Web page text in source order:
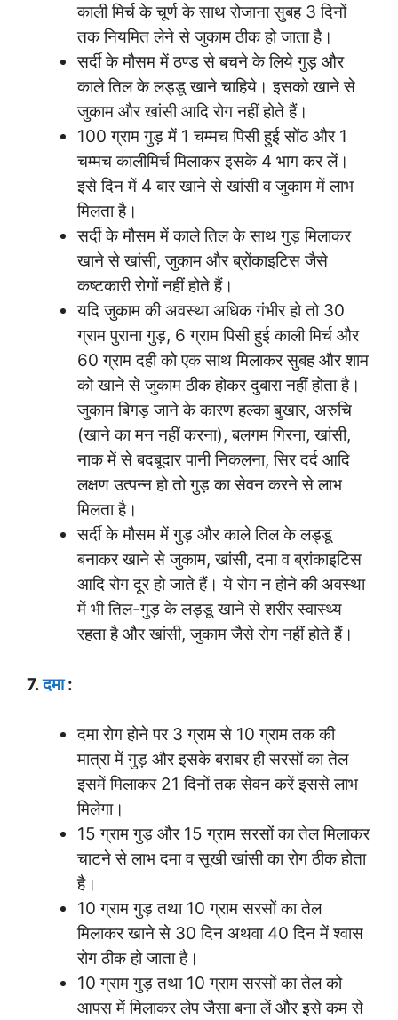
काली मिर्च के चूर्ण के साथ रोजाना सुबह 3 दिनों
तक नियमित लेने से जुकाम ठीक हो जाता है।
सर्दी के मौसम में ठण्ड से बचने के लिये गुड़ और
काले तिल के लड्डू खाने चाहिये। इसको खाने से
जुकाम और खांसी आदि रोग नहीं होते हैं।
100 ग्राम गुड़ में 1 चम्मच पिसी हुई सोंठ और 1
चम्मच कालीमिर्च मिलाकर इसके 4 भाग कर लें।
इसे दिन में 4 बार खाने से खांसी व जुकाम में लाभ
मिलता है।
सर्दी के मौसम में काले तिल के साथ गुड़ मिलाकर
खाने से खांसी, जुकाम और ब्रोंकाइटिस जैसे
कष्टकारी रोगों नहीं होते हैं।
यदि जुकाम की अवस्था अधिक गंभीर हो तो 30
ग्राम पुराना गुड़, 6 ग्राम पिसी हुई काली मिर्च और
60 ग्राम दही को एक साथ मिलाकर सुबह और शाम
को खाने से जुकाम ठीक होकर दुबारा नहीं होता है।
जुकाम बिगड़ जाने के कारण हल्का बुखार, अरुचि
(खाने का मन नहीं करना), बलगम गिरना, खांसी,
नाक में से बदबूदार पानी निकलना, सिर दर्द आदि
लक्षण उत्पन्न हो तो गुड़ का सेवन करने से लाभ
मिलता है।
सर्दी के मौसम में गुड़ और काले तिल के लड्डू
बनाकर खाने से जुकाम, खांसी, दमा व ब्रांकाइटिस
आदि रोग दूर हो जाते हैं। ये रोग न होने की अवस्था
में भी तिल-गुड़ के लड्डू खाने से शरीर स्वास्थ्य
रहता है और खांसी, जुकाम जैसे रोग नहीं होते हैं।
7.दमा:
दमा रोग होने पर 3 ग्राम से 10 ग्राम तक की
मात्रा में गुड़ और इसके बराबर ही सरसों का तेल
इसमें मिलाकर 21 दिनों तक सेवन करें इससे लाभ
मिलेगा।
15 ग्राम गुड़ और 15 ग्राम सरसों का तेल मिलाकर
चाटने से लाभ दमा व सूखी खांसी का रोग ठीक होता
है।
10 ग्राम गुड़ तथा 10 ग्राम सरसों का तेल
मिलाकर खाने से 30 दिन अथवा 40 दिन में श्वास
रोग ठीक हो जाता है।
10 ग्राम गुड़ तथा 10 ग्राम सरसों का तेल को
आपस में मिलाकर लेप जैसा बना लें और इसे कम से